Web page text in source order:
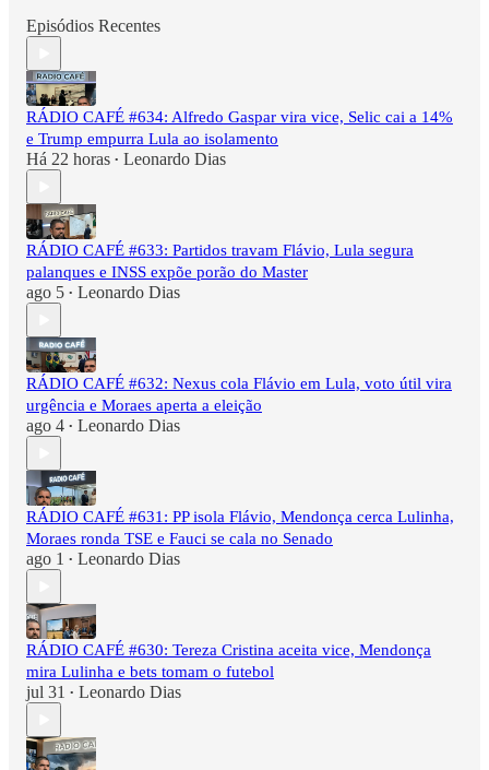
Episódios Recentes
RÁDIO CAFÉ #634: Alfredo Gaspar vira vice, Selic cai a 14%
e Trump empurra Lula ao isolamento
Há 22 horas • Leonardo Dias
RÁDIO CAFÉ #633: Partidos travam Flávio, Lula segura
palanques e INSS expõe porão do Master
ago 5 • Leonardo Dias
RÁDIO CAFÉ #632: Nexus cola Flávio em Lula, voto útil vira
urgência e Moraes aperta a eleição
ago 4 • Leonardo Dias
RÁDIO CAFÉ #631: PP isola Flávio, Mendonça cerca Lulinha,
Moraes ronda TSE e Fauci se cala no Senado
ago 1 • Leonardo Dias
RÁDIO CAFÉ #630: Tereza Cristina aceita vice, Mendonça
mira Lulinha e bets tomam o futebol
jul 31 • Leonardo Dias